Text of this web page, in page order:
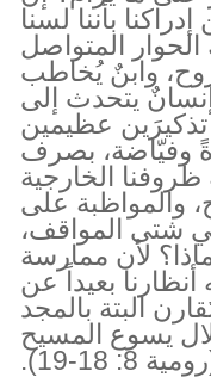
بأننا لسنا
المتواصل
وابنٌ يُخاطب
يتحدث إلى
تذكيرَين عظيمين
وفيّاضة، بصرف
الخارجية
والمواظبة على
شتى المواقف،
لأن ممارسة
أنظارنا بعيداً عن
البتة بالمجد
يسوع المسيح
8: 18-19).